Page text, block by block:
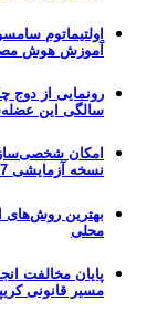
اولتیماتوم
آموزش هوش
سالگی این
امکان
نسخه آزمایشی iOS 27 فراهم شد
بهترین
محلی
مسیر قانونی